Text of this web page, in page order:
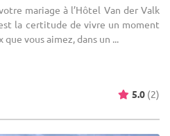
mariage à l’Hôtel Van der Valk
la certitude de vivre un moment
vous aimez, dans un ...
5.0 (2)